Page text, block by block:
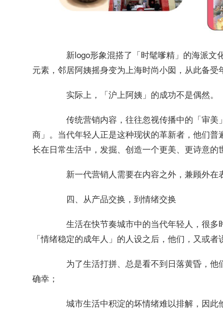
新logo形象混搭了「时髦嗲精」的海派文
元素，邻居阿姨摇身变为上海时尚小囡，从此备受
实际上，「沪上阿姨」的成功不是偶然。
传统营销内容，往往忽视传播中的「审美
商」。 当代年轻人正是这种现状的革新者，他们
长在日常生活中，发掘、创造一个更美、更诗意的
新一代营销人需要在内容之外，兼顾外在
四、从产品交换，到情绪交换
生活在快节奏城市中的当代年轻人，很多
「情绪稳定的成年人」的人设之后，他们，又或
为了生活打拼、总是看不到日落黄昏，他
确幸；
城市生活中积淀的坏情绪难以排解，因此